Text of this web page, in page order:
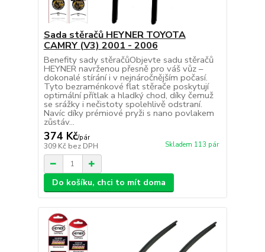
Sada stěračů HEYNER TOYOTA
CAMRY (V3) 2001 - 2006
Benefity sady stěračůObjevte sadu stěračů
HEYNER navrženou přesně pro váš vůz –
dokonalé stírání i v nejnáročnějším počasí.
Tyto bezraménkové flat stěrače poskytují
optimální přítlak a hladký chod, díky čemuž
se srážky i nečistoty spolehlivě odstraní.
Navíc díky prémiové pryži s nano povlakem
zůstáv...
374 Kč/pár
309 Kč bez DPH Skladem 113 pár
Do košíku, chci to mít doma